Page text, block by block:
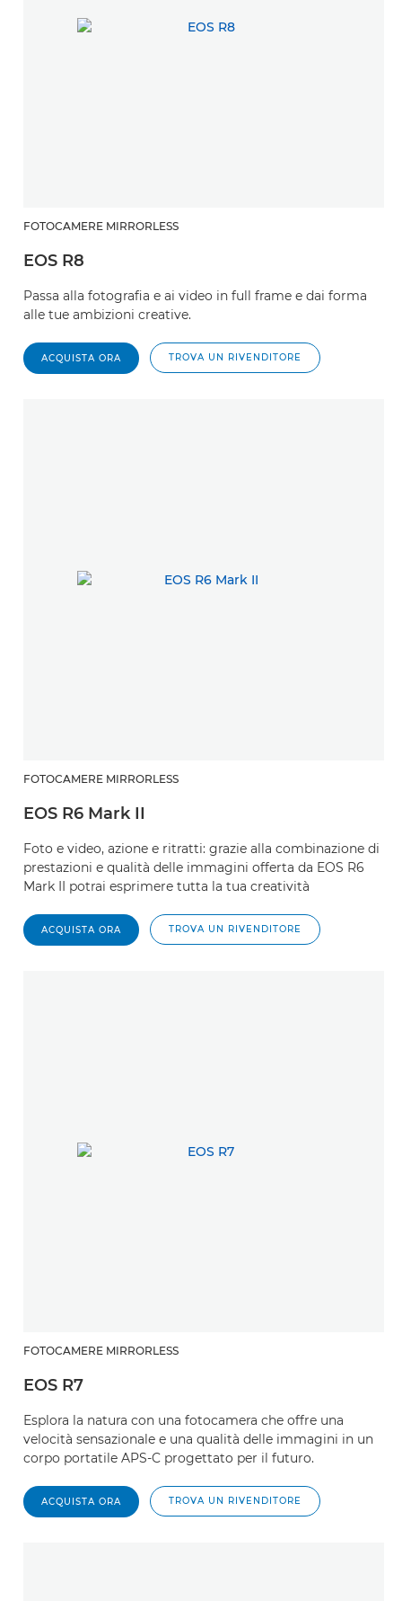
FOTOCAMERE MIRRORLESS
EOS R8
Passa alla fotografia e ai video in full frame e dai forma
alle tue ambizioni creative.
ACQUISTA ORA TROVA UN RIVENDITORE
FOTOCAMERE MIRRORLESS
EOS R6 Mark II
Foto e video, azione e ritratti: grazie alla combinazione di
prestazioni e qualità delle immagini offerta da EOS R6
Mark II potrai esprimere tutta la tua creatività
ACQUISTA ORA TROVA UN RIVENDITORE
FOTOCAMERE MIRRORLESS
EOS R7
Esplora la natura con una fotocamera che offre una
velocità sensazionale e una qualità delle immagini in un
corpo portatile APS-C progettato per il futuro.
ACQUISTA ORA TROVA UN RIVENDITORE